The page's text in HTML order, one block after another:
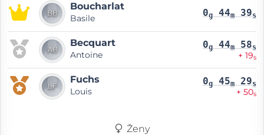
Boucharlat
Basile 0g 44m 39s
Becquart
Antoine
0g 44m 58s
+ 19s
Fuchs
Louis
0g 45m 29s
+ 50s
Ženy